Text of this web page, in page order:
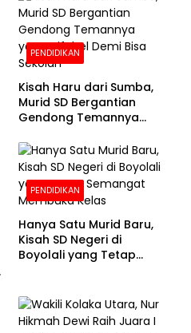
PENDIDIKAN
Kisah Haru dari Sumba,
Murid SD Bergantian
Gendong Temannya
Sekolah
PENDIDIKAN
Hanya Satu Murid Baru,
Kisah SD Negeri di
Boyolali yang Tetap